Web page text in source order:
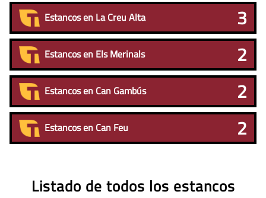
Estancos en La Creu Alta 3
Estancos en Els Merinals 2
Estancos en Can Gambús 2
Estancos en Can Feu 2
Listado de todos los estancos